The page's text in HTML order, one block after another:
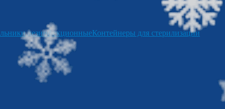
дезинфекционныеКонтейнеры для стерилизации